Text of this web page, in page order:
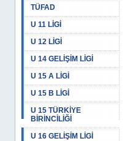
TÜFAD
U 11 LİGİ
U 12 LİGİ
U 14 GELİŞİM LİGİ
U 15 A LİGİ
U 15 B LİGİ
U 15 TÜRKİYE
BİRİNCİLİĞİ
U 16 GELİŞİM LİGİ